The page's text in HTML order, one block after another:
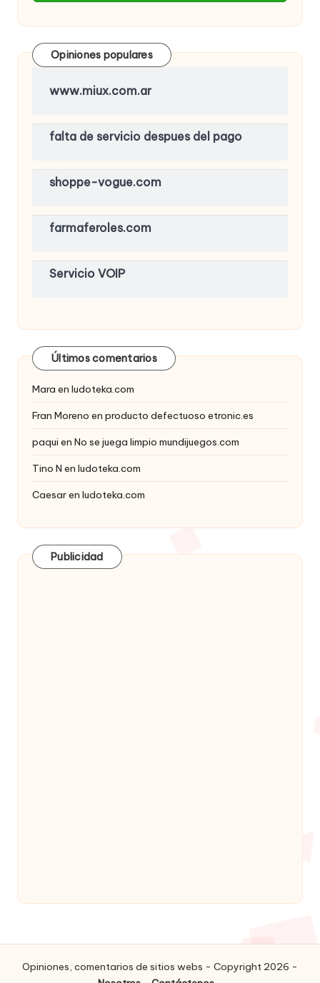
Opiniones populares
www.miux.com.ar
falta de servicio despues del pago
shoppe-vogue.com
farmaferoles.com
Servicio VOIP
Últimos comentarios
Mara en ludoteka.com
Fran Moreno en producto defectuoso etronic.es
paqui en No se juega limpio mundijuegos.com
Tino N en ludoteka.com
Caesaren ludoteka.com
Publicidad
Opiniones, comentarios de sitios webs - Copyright 2026 -